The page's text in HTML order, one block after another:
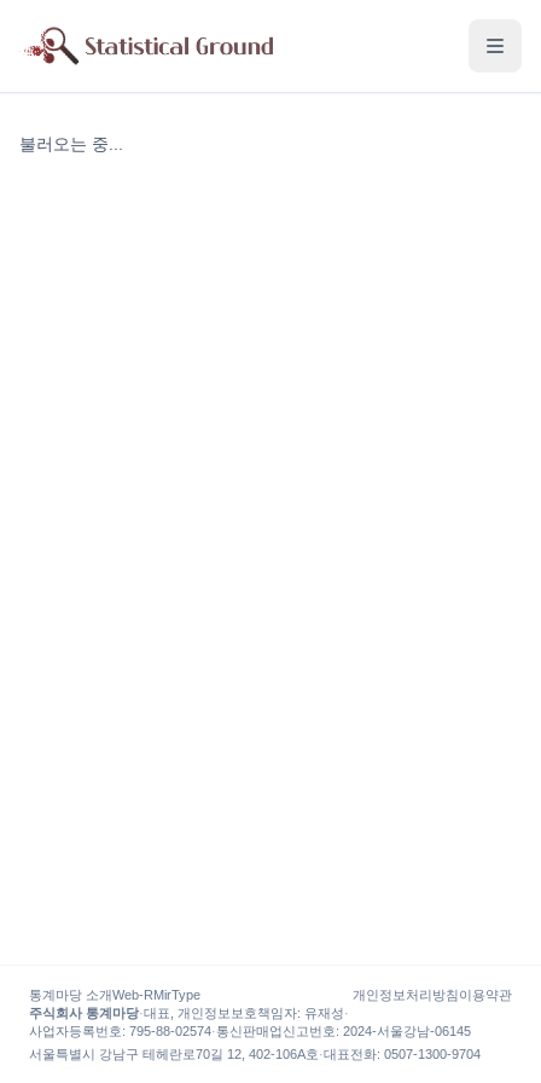
불러오는 중...
통계마당 소개Web-RMirType 개인정보처리방침이용약관
주식회사 통계마당·대표, 개인정보보호책임자: 유재성·
사업자등록번호: 795-88-02574·통신판매업신고번호: 2024-서울강남-06145
서울특별시 강남구 테헤란로70길 12, 402-106A호·대표전화: 0507-1300-9704